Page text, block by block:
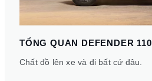
TỔNG QUAN DEFENDER 110
Chất đồ lên xe và đi bất cứ đâu.